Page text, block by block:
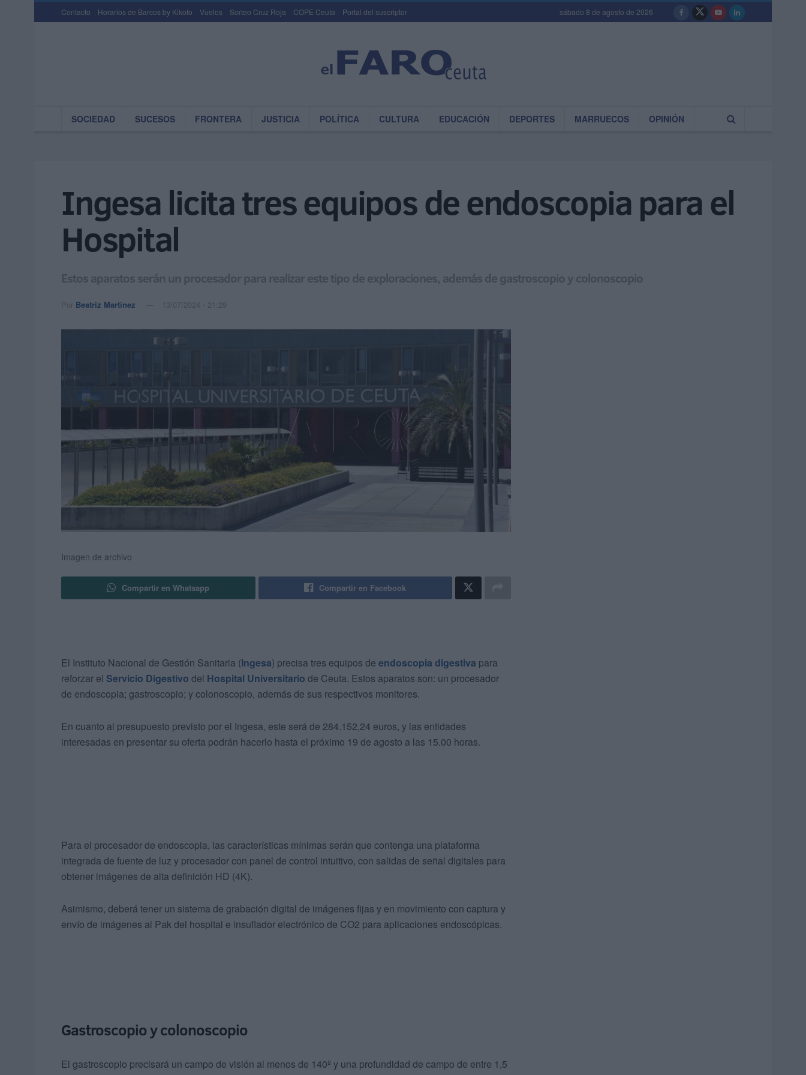
Contacto Horarios de Barcos by Kikoto Vuelos Sorteo Cruz Roja COPE Ceuta Portal del suscriptor sábado 8 de agosto de 2026
SOCIEDAD SUCESOS FRONTERA JUSTICIA POLÍTICA CULTURA EDUCACIÓN DEPORTES MARRUECOS OPINIÓN
Ingesa licita tres equipos de endoscopia para el
Hospital
Estos aparatos serán un procesador para realizar este tipo de exploraciones, además de gastroscopio y colonoscopio
Por Beatriz Martínez 13/07/2024 - 21:29
Imagen de archivo
Compartir en Whatsapp Compartir en Facebook
El Instituto Nacional de Gestión Sanitaria (Ingesa) precisa tres equipos de endoscopia digestiva para
reforzar el Servicio Digestivo del Hospital Universitario de Ceuta. Estos aparatos son: un procesador
de endoscopia; gastroscopio; y colonoscopio, además de sus respectivos monitores.
En cuanto al presupuesto previsto por el Ingesa, este será de 284.152,24 euros, y las entidades
interesadas en presentar su oferta podrán hacerlo hasta el próximo 19 de agosto a las 15.00 horas.
Para el procesador de endoscopia, las características mínimas serán que contenga una plataforma
integrada de fuente de luz y procesador con panel de control intuitivo, con salidas de señal digitales para
obtener imágenes de alta definición HD (4K).
Asimismo, deberá tener un sistema de grabación digital de imágenes fijas y en movimiento con captura y
envío de imágenes al Pak del hospital e insuflador electrónico de CO2 para aplicaciones endoscópicas.
Gastroscopio y colonoscopio
El gastroscopio precisará un campo de visión al menos de 140º y una profundidad de campo de entre 1,5